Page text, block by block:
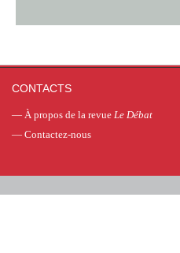
CONTACTS
— À propos de la revue Le Débat
— Contactez-nous